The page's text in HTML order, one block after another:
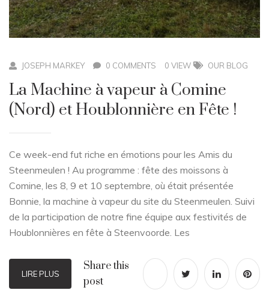
JOSEPH MARKEY 0 COMMENTS 0 VIEW OUR BLOG
La Machine à vapeur à Comine
(Nord) et Houblonnière en Fête !
Ce week-end fut riche en émotions pour les Amis du
Steenmeulen ! Au programme : fête des moissons à
Comine, les 8, 9 et 10 septembre, où était présentée
Bonnie, la machine à vapeur du site du Steenmeulen. Suivi
de la participation de notre fine équipe aux festivités de
Houblonnières en fête à Steenvoorde. Les
LIRE PLUS
Share this
post